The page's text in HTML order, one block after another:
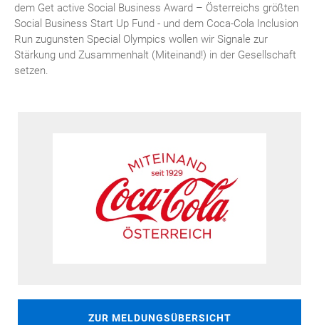
dem Get active Social Business Award – Österreichs größten
Social Business Start Up Fund - und dem Coca-Cola Inclusion
Run zugunsten Special Olympics wollen wir Signale zur
Stärkung und Zusammenhalt (Miteinand!) in der Gesellschaft
setzen.
ZUR MELDUNGSÜBERSICHT